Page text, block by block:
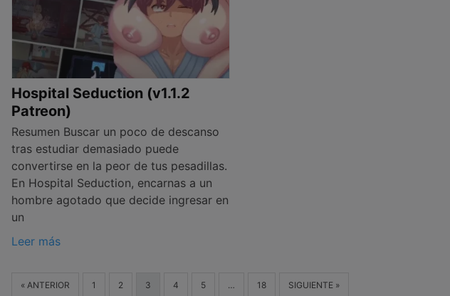
Hospital Seduction (v1.1.2
Patreon)
Resumen Buscar un poco de descanso
tras estudiar demasiado puede
convertirse en la peor de tus pesadillas.
En Hospital Seduction, encarnas a un
hombre agotado que decide ingresar en
un
Leer más
« ANTERIOR 1 2 3 4 5 … 18 SIGUIENTE »